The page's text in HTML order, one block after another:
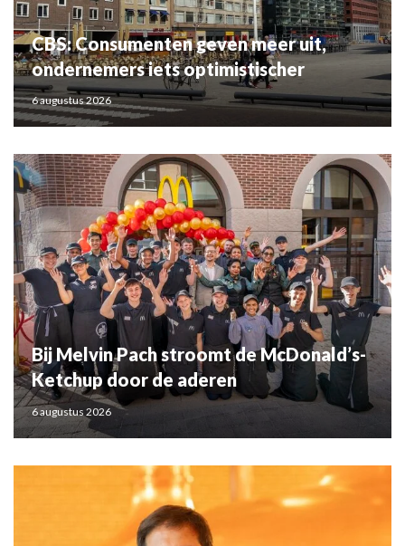
CBS: Consumenten geven meer uit,
ondernemers iets optimistischer
6 augustus 2026
Bij Melvin Pach stroomt de McDonald’s-
Ketchup door de aderen
6 augustus 2026